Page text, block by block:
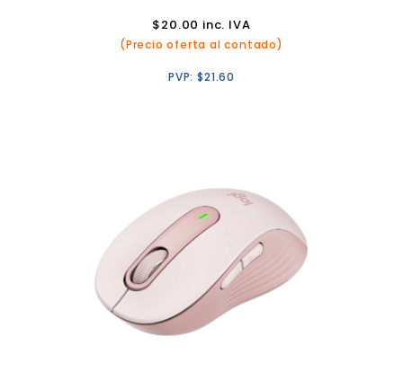
$20.00 inc. IVA
(Precio oferta al contado)
PVP:$21.60